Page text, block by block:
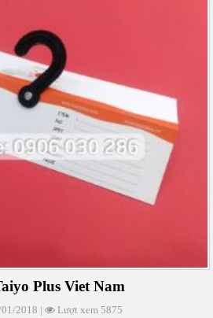
Plus Viet Nam
2018 |
Lượt xem 5875